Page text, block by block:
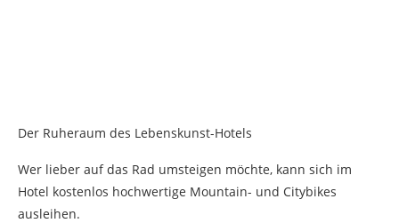
Der Ruheraum des Lebenskunst-Hotels
Wer lieber auf das Rad umsteigen möchte, kann sich im
Hotel kostenlos hochwertige Mountain- und Citybikes
ausleihen.